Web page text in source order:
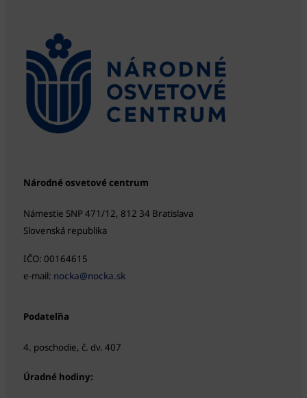
Národné osvetové centrum
Námestie SNP 471/12, 812 34 Bratislava
Slovenská republika
IČO: 00164615
e-mail: nocka@nocka.sk
Podateľňa
4. poschodie, č. dv. 407
Úradné hodiny: